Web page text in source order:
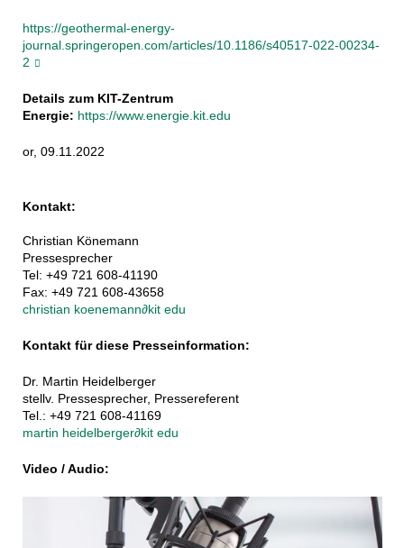
https://geothermal-energy-
journal.springeropen.com/articles/10.1186/s40517-022-00234-
2
Details zum KIT-Zentrum
Energie: https://www.energie.kit.edu
or, 09.11.2022
Kontakt:
Christian Könemann
Pressesprecher
Tel: +49 721 608-41190
Fax: +49 721 608-43658
christian koenemann∂kit edu
Kontakt für diese Presseinformation:
Dr. Martin Heidelberger
stellv. Pressesprecher, Pressereferent
Tel.: +49 721 608-41169
martin heidelberger∂kit edu
Video / Audio: